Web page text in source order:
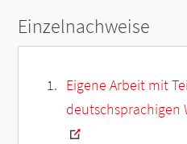
Einzelnachweise
Eigene Arbeit mit
deutschsprachigen